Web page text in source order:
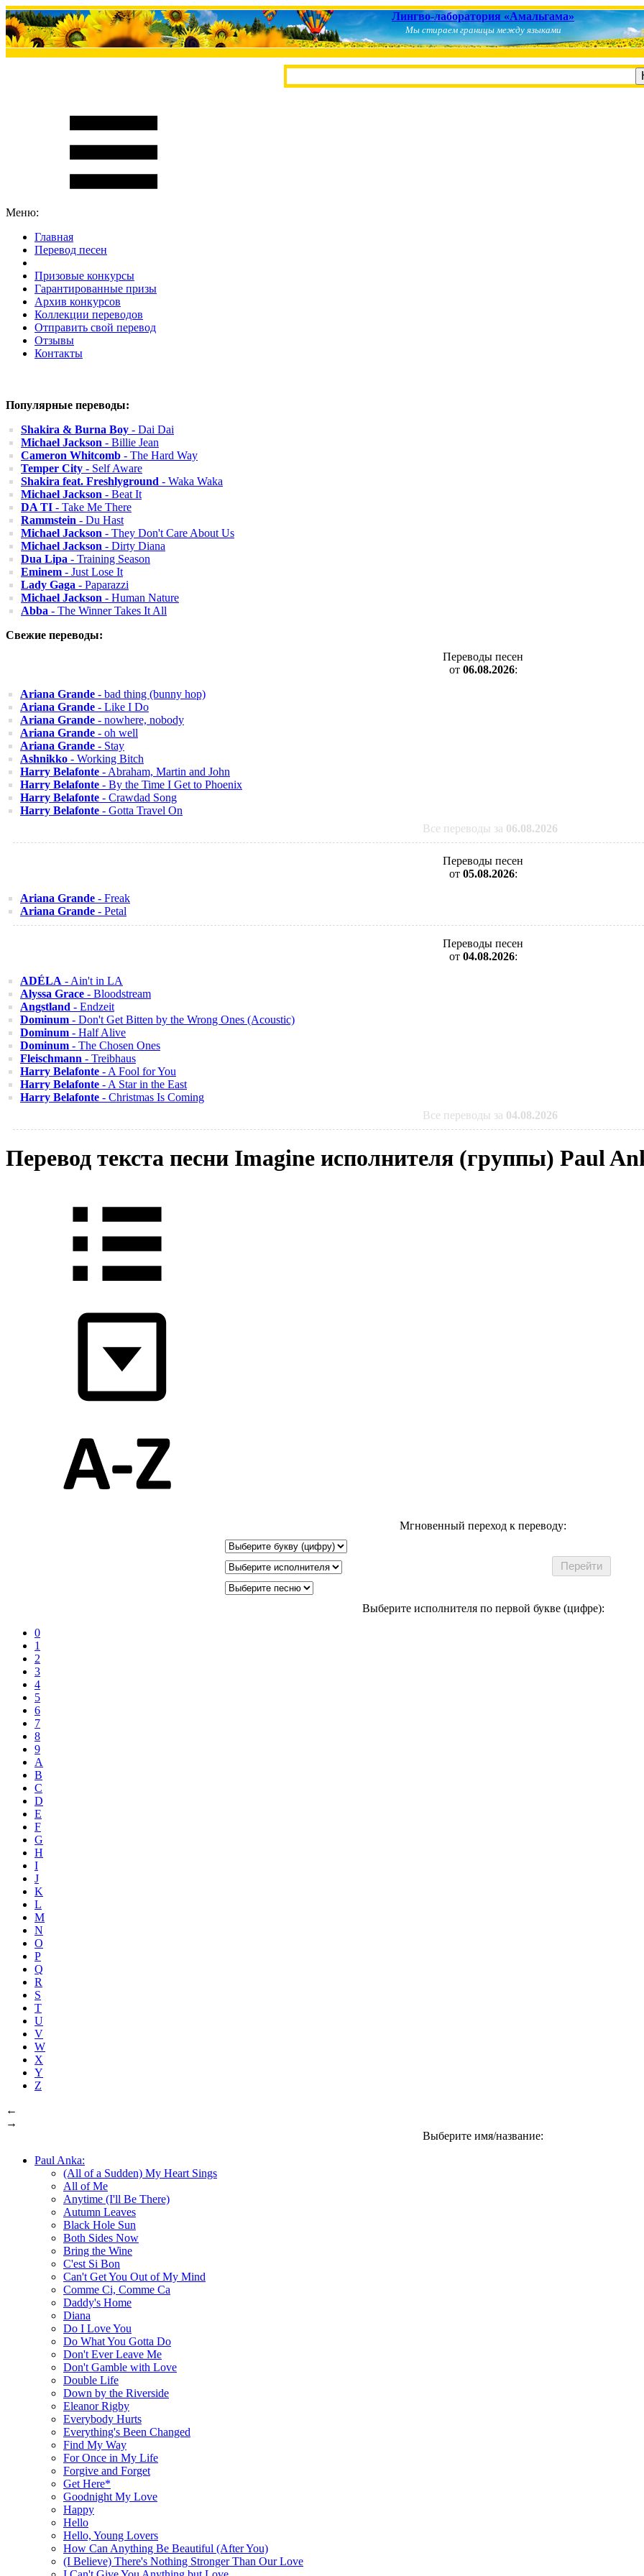
Лингво-лаборатория «Амальгама»
Мы стираем границы между языками
Меню:
Главная
Перевод песен
Призовые конкурсы
Гарантированные призы
Архив конкурсов
Коллекции переводов
Отправить свой перевод
Отзывы
Контакты
Популярные переводы:
Shakira & Burna Boy - Dai Dai
Michael Jackson - Billie Jean
Cameron Whitcomb - The Hard Way
Temper City - Self Aware
Shakira feat. Freshlyground - Waka Waka
Michael Jackson - Beat It
DA TI - Take Me There
Rammstein - Du Hast
Michael Jackson - They Don't Care About Us
Michael Jackson - Dirty Diana
Dua Lipa - Training Season
Eminem - Just Lose It
Lady Gaga - Paparazzi
Michael Jackson - Human Nature
Abba - The Winner Takes It All
Свежие переводы:
Переводы песен
от 06.08.2026:
Ariana Grande - bad thing (bunny hop)
Ariana Grande - Like I Do
Ariana Grande - nowhere, nobody
Ariana Grande - oh well
Ariana Grande - Stay
Ashnikko - Working Bitch
Harry Belafonte - Abraham, Martin and John
Harry Belafonte - By the Time I Get to Phoenix
Harry Belafonte - Crawdad Song
Harry Belafonte - Gotta Travel On
Все переводы за 06.08.2026
Переводы песен
от 05.08.2026:
Ariana Grande - Freak
Ariana Grande - Petal
Переводы песен
от 04.08.2026:
ADÉLA - Ain't in LA
Alyssa Grace - Bloodstream
Angstland - Endzeit
Dominum - Don't Get Bitten by the Wrong Ones (Acoustic)
Dominum - Half Alive
Dominum - The Chosen Ones
Fleischmann - Treibhaus
Harry Belafonte - A Fool for You
Harry Belafonte - A Star in the East
Harry Belafonte - Christmas Is Coming
Все переводы за 04.08.2026
Перевод текста песни Imagine исполнителя (группы) Paul
Мгновенный переход к переводу:
Выберите исполнителя по первой букве (цифре):
0
1
2
3
4
5
6
7
8
9
A
B
C
D
E
F
G
H
I
J
K
L
M
N
O
P
Q
R
S
T
U
V
W
X
Y
Z
←
→
Выберите имя/название:
Paul Anka:
(All of a Sudden) My Heart Sings
All of Me
Anytime (I'll Be There)
Autumn Leaves
Black Hole Sun
Both Sides Now
Bring the Wine
C'est Si Bon
Can't Get You Out of My Mind
Comme Ci, Comme Ca
Daddy's Home
Diana
Do I Love You
Do What You Gotta Do
Don't Ever Leave Me
Don't Gamble with Love
Double Life
Down by the Riverside
Eleanor Rigby
Everybody Hurts
Everything's Been Changed
Find My Way
For Once in My Life
Forgive and Forget
Get Here*
Goodnight My Love
Happy
Hello
Hello, Young Lovers
How Can Anything Be Beautiful (After You)
(I Believe) There's Nothing Stronger Than Our Love